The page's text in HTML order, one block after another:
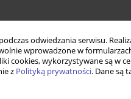
odwiedzania serwisu.
wprowadzone w
cookies, wykorzystywane są w
z Polityką prywatności. Dane są